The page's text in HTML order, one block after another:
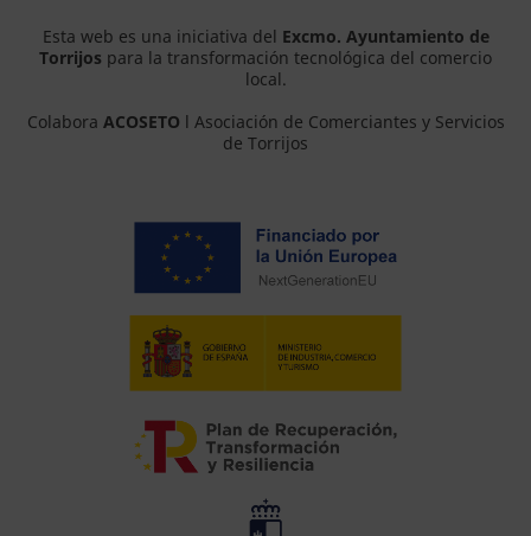
Esta web es una iniciativa del Excmo. Ayuntamiento de
Torrijos para la transformación tecnológica del comercio
local.
Colabora ACOSETO l Asociación de Comerciantes y Servicios
de Torrijos